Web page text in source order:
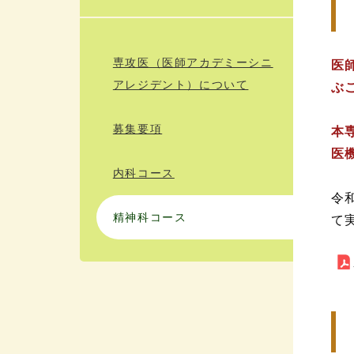
医
ぶ
本
医
令
て
専攻医（医師アカデミーシニ
アレジデント）について
募集要項
内科コース
精神科コース